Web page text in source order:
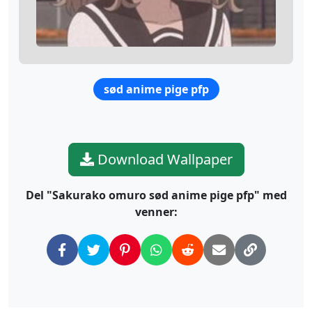
sød anime pige pfp
Download Wallpaper
Del "Sakurako omuro sød anime pige pfp" med
venner: